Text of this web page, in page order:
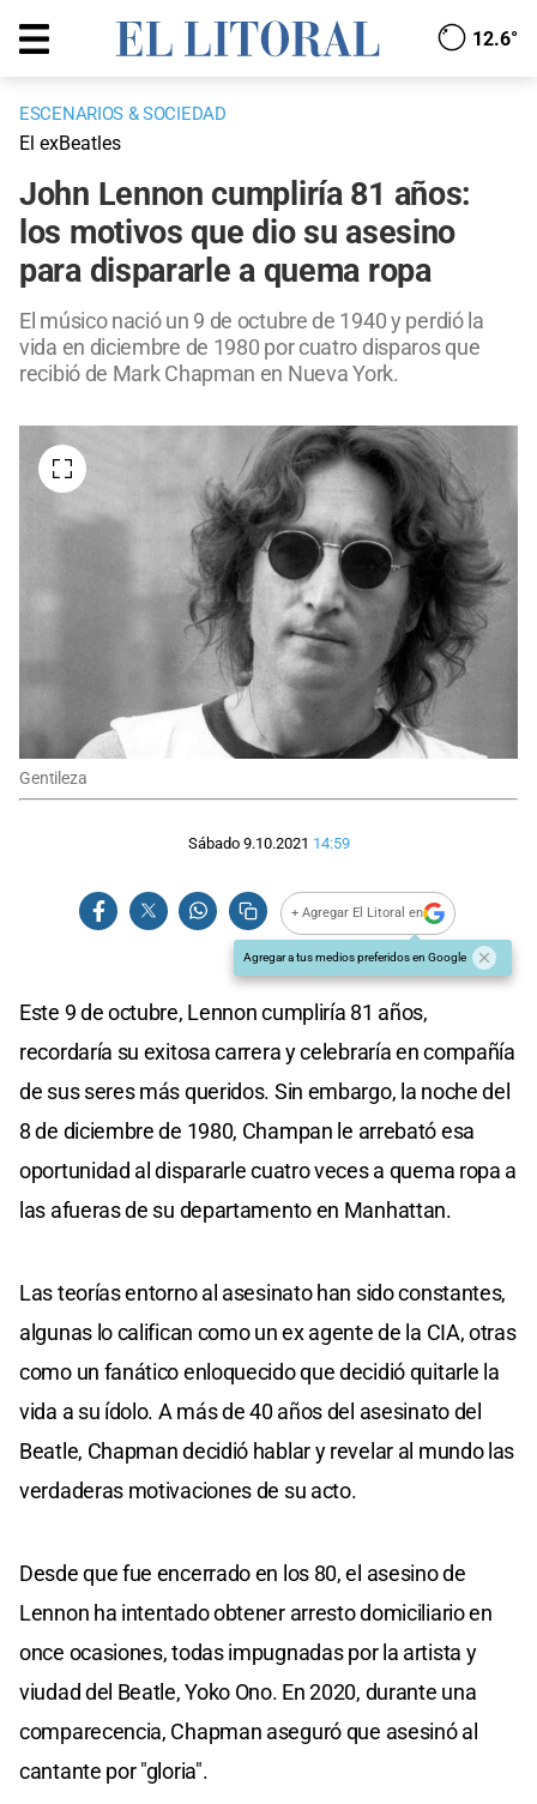
12.6°
ESCENARIOS & SOCIEDAD
El exBeatles
John Lennon cumpliría 81 años:
los motivos que dio su asesino
para dispararle a quema ropa
El músico nació un 9 de octubre de 1940 y perdió la
vida en diciembre de 1980 por cuatro disparos que
recibió de Mark Chapman en Nueva York.
Gentileza
Sábado 9.10.2021 14:59
+ Agregar El Litoral en
Agregar a tus medios preferidos en Google
Este 9 de octubre, Lennon cumpliría 81 años,
recordaría su exitosa carrera y celebraría en compañía
de sus seres más queridos. Sin embargo, la noche del
8 de diciembre de 1980, Champan le arrebató esa
oportunidad al dispararle cuatro veces a quema ropa a
las afueras de su departamento en Manhattan.
Las teorías entorno al asesinato han sido constantes,
algunas lo califican como un ex agente de la CIA, otras
como un fanático enloquecido que decidió quitarle la
vida a su ídolo. A más de 40 años del asesinato del
Beatle, Chapman decidió hablar y revelar al mundo las
verdaderas motivaciones de su acto.
Desde que fue encerrado en los 80, el asesino de
Lennon ha intentado obtener arresto domiciliario en
once ocasiones, todas impugnadas por la artista y
viudad del Beatle, Yoko Ono. En 2020, durante una
comparecencia, Chapman aseguró que asesinó al
cantante por "gloria".